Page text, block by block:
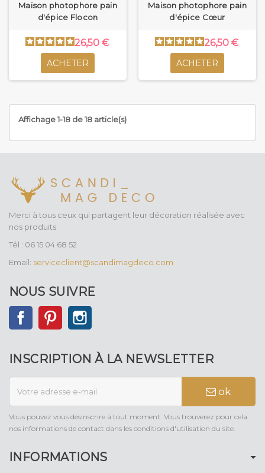
Maison photophore pain
d'épice Flocon
26,50 €
ACHETER
Maison photophore pain
d'épice Cœur
26,50 €
ACHETER
Affichage 1-18 de 18 article(s)
Merci à tous ceux qui partagent leur décoration réalisée avec
nos produits
Tél : 06 15 04 68 52
Email: serviceclient@scandimagdeco.com
NOUS SUIVRE
FacebookPinterest
INSCRIPTION À LA NEWSLETTER
ok
Vous pouvez vous désinscrire à tout moment. Vous trouverez pour cela
nos informations de contact dans les conditions d'utilisation du site.
INFORMATIONS